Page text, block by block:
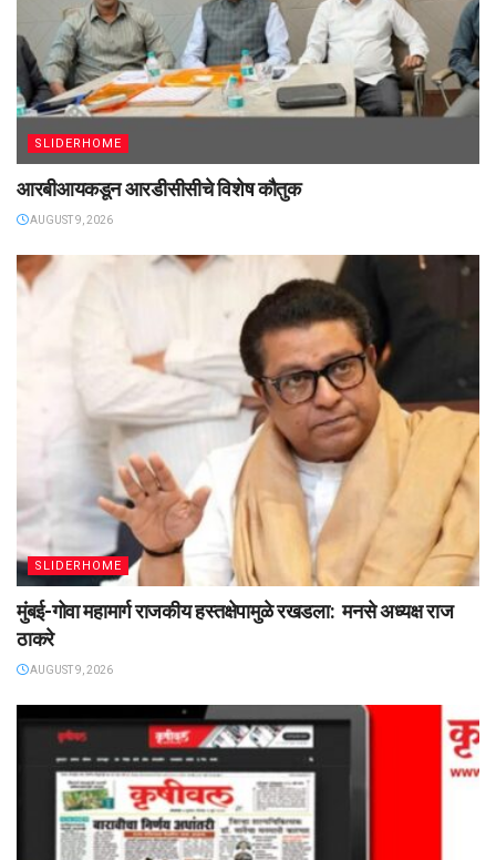
SLIDERHOME
आरबीआयकडून आरडीसीसीचे विशेष कौतुक
AUGUST 9, 2026
SLIDERHOME
मुंबई-गोवा महामार्ग राजकीय हस्तक्षेपामुळे रखडला: मनसे अध्यक्ष राज
ठाकरे
AUGUST 9, 2026